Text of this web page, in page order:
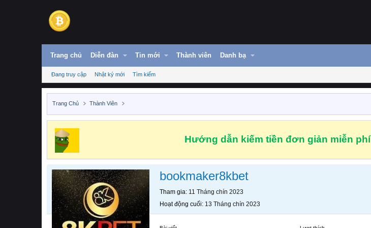
Trang chủ Diễn đàn Tin mới Thành viên Danh bạ
Đang truy cập Nhật ký mới Tìm kiếm
Trang Chủ Thành Viên
Hướng dẫn kiếm tiền đơn giản miễn phí
bookmaker8kbet
Tham gia 11 Tháng chín 2023
Hoạt động cuối 13 Tháng chín 2023